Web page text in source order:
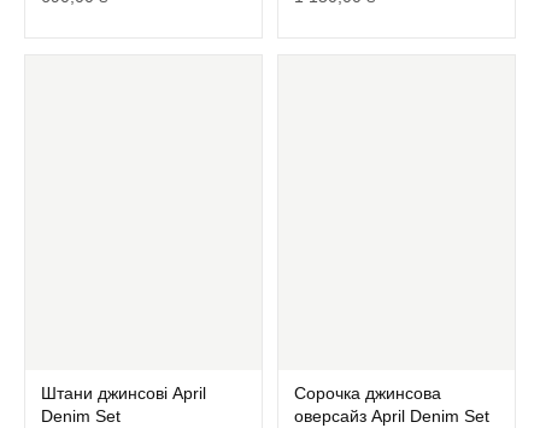
Штани джинсові April
Denim Set
Сорочка джинсова
оверсайз April Denim Set